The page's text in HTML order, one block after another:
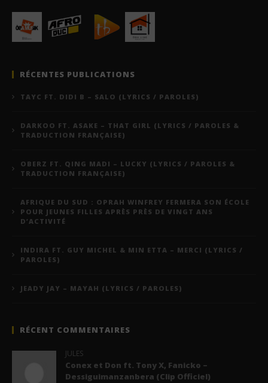
RÉCENTES PUBLICATIONS
TAYC FT. DIDI B – SALO (LYRICS / PAROLES)
DARKOO FT. ASAKE – THAT GIRL (LYRICS / PAROLES &
TRADUCTION FRANÇAISE)
OBERZ FT. QING MADI – LUCKY (LYRICS / PAROLES &
TRADUCTION FRANÇAISE)
AFRIQUE DU SUD : OPRAH WINFREY FERMERA SON ÉCOLE
POUR JEUNES FILLES APRÈS PRÈS DE VINGT ANS
D’ACTIVITÉ
INDIRA FT. GUY MICHEL & MIN ETTA – MERCI (LYRICS /
PAROLES)
JEADY JAY – MAYAH (LYRICS / PAROLES)
RÉCENT COMMENTAIRES
JULES
Conex et Don ft. Tony X, Fanicko –
Dessiguimanzanbera (Clip Officiel)